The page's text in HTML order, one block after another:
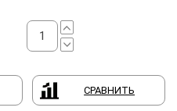
СРАВНИТЬ